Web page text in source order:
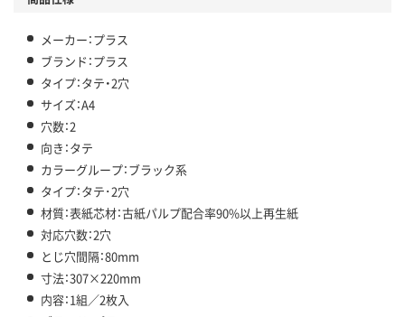
メーカー：プラス
ブランド：プラス
タイプ：タテ・2穴
サイズ：A4
穴数：2
向き：タテ
カラーグループ：ブラック系
タイプ：タテ･2穴
材質：表紙芯材：古紙パルプ配合率90%以上再生紙
対応穴数：2穴
とじ穴間隔：80mm
寸法：307×220mm
内容：1組／2枚入